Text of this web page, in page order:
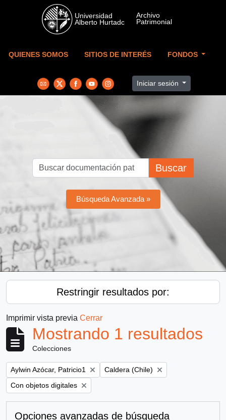
Skip to main content
QUIENES SOMOS SITIOS DE INTERÉS FONDOS
Iniciar sesión
Buscar
Búsqueda Avanzada »
Restringir resultados por:
Imprimir vista previa Cerrar
Mostrando 1 resultados
Colecciones
Remove filter:
Aylwin Azócar, Patricio1 Remove filter:
Caldera (Chile)
Remove filter:
Con objetos digitales
Opciones avanzadas de búsqueda